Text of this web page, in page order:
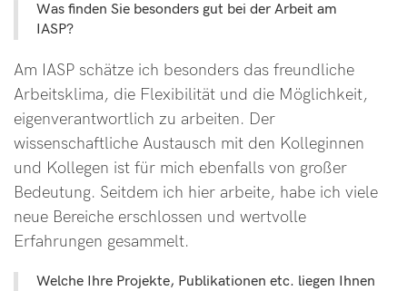
Was finden Sie besonders gut bei der Arbeit am
IASP?
Am IASP schätze ich besonders das freundliche
Arbeitsklima, die Flexibilität und die Möglichkeit,
eigenverantwortlich zu arbeiten. Der
wissenschaftliche Austausch mit den Kolleginnen
und Kollegen ist für mich ebenfalls von großer
Bedeutung. Seitdem ich hier arbeite, habe ich viele
neue Bereiche erschlossen und wertvolle
Erfahrungen gesammelt.
Welche Ihre Projekte, Publikationen etc. liegen Ihnen